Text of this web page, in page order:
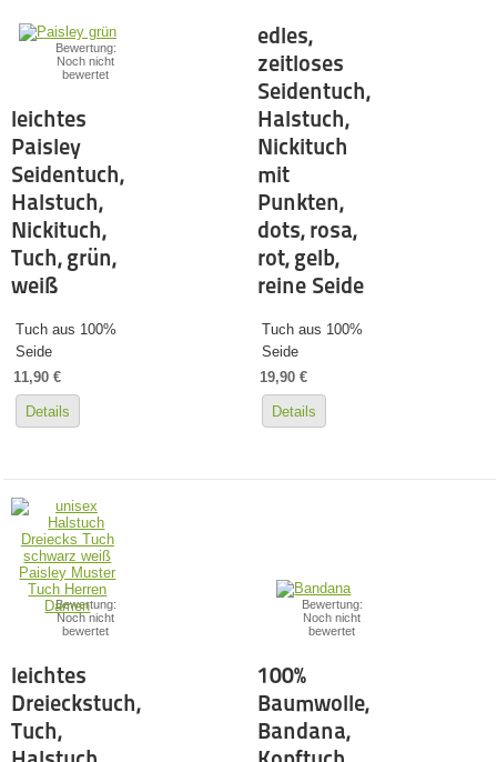
Bewertung:
Noch nicht
bewertet
leichtes
Paisley
Seidentuch,
Halstuch,
Nickituch,
Tuch, grün,
weiß
Tuch aus 100%
Seide
11,90 €
Details
edles,
zeitloses
Seidentuch,
Halstuch,
Nickituch
mit
Punkten,
dots, rosa,
rot, gelb,
reine Seide
Tuch aus 100%
Seide
19,90 €
Details
Bewertung:
Noch nicht
bewertet
leichtes
Dreieckstuch,
Tuch,
Bewertung:
Noch nicht
bewertet
100%
Baumwolle,
Bandana,